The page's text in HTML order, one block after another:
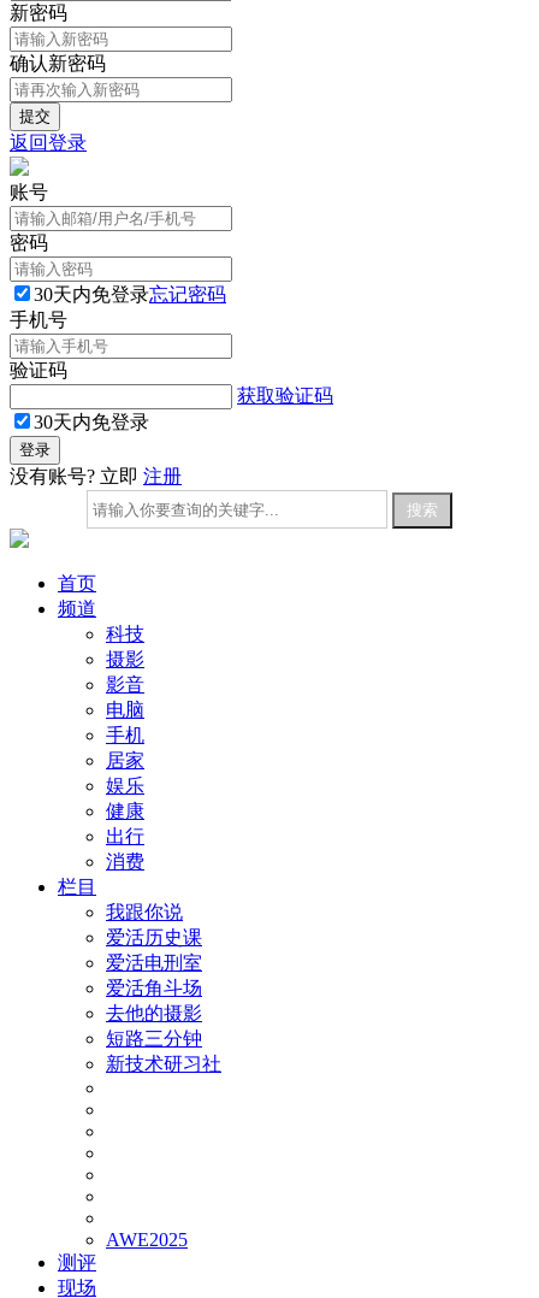
新密码
确认新密码
返回登录
账号
密码
30天内免登录忘记密码
手机号
验证码
获取验证码
30天内免登录
没有账号? 立即 注册
首页
频道
科技
摄影
影音
电脑
手机
居家
娱乐
健康
出行
消费
栏目
我跟你说
爱活历史课
爱活电刑室
爱活角斗场
去他的摄影
短路三分钟
新技术研习社
AWE2025
测评
现场